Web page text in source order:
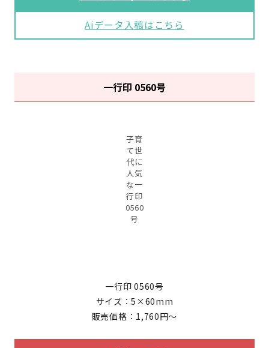
Aiデータ入稿はこちら
一行印 0560号
子育
て世
代に
人気
な一
行印
0560
号
一行印 0560号
サイズ：5×60mm
販売価格：1,760円～